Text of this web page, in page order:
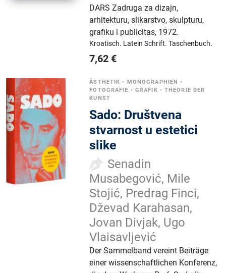
DARS Zadruga za dizajn,
arhitekturu, slikarstvo, skulpturu,
grafiku i publicitas, 1972.
Kroatisch. Latein Schrift.Taschenbuch.
7,62 €
ÄSTHETIK • MONOGRAPHIEN •
FOTOGRAFIE • GRAFIK •THEORIE DER
KUNST
Sado: Društvena
stvarnost u estetici
slike
Senadin
Musabegović, Mile
Stojić, Predrag Finci,
Dževad Karahasan,
Jovan Divjak, Ugo
Vlaisavljević
Der Sammelband vereint Beiträge
einer wissenschaftlichen Konferenz,